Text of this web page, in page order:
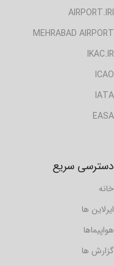
AIRPORT.IRI
MEHRABAD AIRPORT
IKAC.IR
ICAO
IATA
EASA
دسترسی سریع
خانه
ایرلاین ها
هواپیماها
گزارش ها